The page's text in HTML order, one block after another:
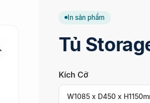
In sản phẩm
Tủ
Kích Cỡ
W1085 x D450 x